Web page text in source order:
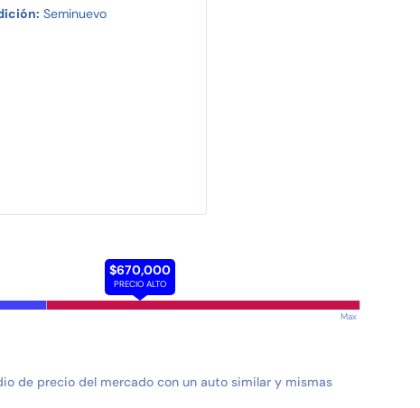
Seminuevo
$670,000
PRECIO ALTO
Max
de precio del mercado con un auto similar y mismas